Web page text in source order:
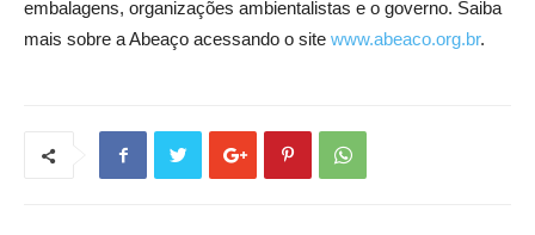
embalagens, organizações ambientalistas e o governo. Saiba
mais sobre a Abeaço acessando o site www.abeaco.org.br.